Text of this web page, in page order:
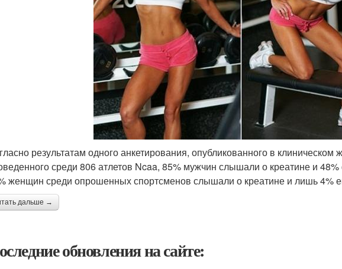
результатам одного анкетирования, опубликованного в
среди 806 атлетов Ncaa, 85% мужчин слышали о креатине и
женщин среди опрошенных спортсменов слышали о креатине и лишь 4%
дальше →
обновления на сайте: